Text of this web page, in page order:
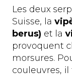
Les deux
Suisse, la
berus) et la
provoquent
morsures.
couleuvres, il